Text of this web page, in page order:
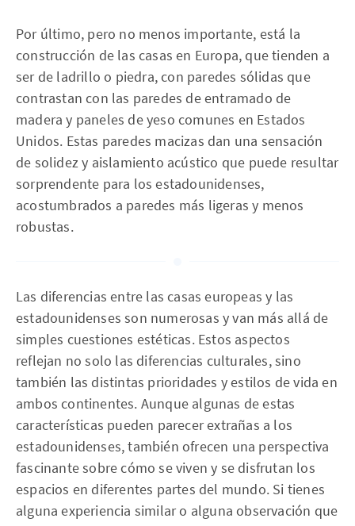
Por último, pero no menos importante, está la
construcción de las casas en Europa, que tienden a
ser de ladrillo o piedra, con paredes sólidas que
contrastan con las paredes de entramado de
madera y paneles de yeso comunes en Estados
Unidos. Estas paredes macizas dan una sensación
de solidez y aislamiento acústico que puede resultar
sorprendente para los estadounidenses,
acostumbrados a paredes más ligeras y menos
robustas.
Las diferencias entre las casas europeas y las
estadounidenses son numerosas y van más allá de
simples cuestiones estéticas. Estos aspectos
reflejan no solo las diferencias culturales, sino
también las distintas prioridades y estilos de vida en
ambos continentes. Aunque algunas de estas
características pueden parecer extrañas a los
estadounidenses, también ofrecen una perspectiva
fascinante sobre cómo se viven y se disfrutan los
espacios en diferentes partes del mundo. Si tienes
alguna experiencia similar o alguna observación que